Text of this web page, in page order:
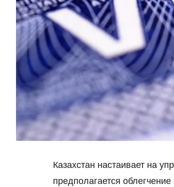
Казахстан настаивает на
предполагается